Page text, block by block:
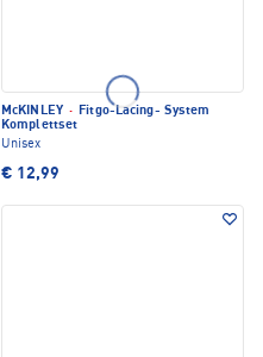
McKINLEY · Fitgo-Lacing- System
Komplettset
Unisex
€ 12,99